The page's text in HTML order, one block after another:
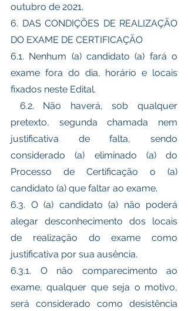
outubro de 2021.
6. DAS CONDIÇÕES DE REALIZAÇÃO
DO EXAME DE CERTIFICAÇÃO
6.1. Nenhum (a) candidato (a) fará o
exame fora do dia, horário e locais
fixados neste Edital.
pretexto, segunda chamada nem
justificativa de falta, sendo
considerado (a) eliminado (a) do
Processo de Certificação o (a)
candidato (a) que faltar ao exame.
6.3. O (a) candidato (a) não poderá
alegar desconhecimento dos locais
de realização do exame como
justificativa por sua ausência.
6.3.1. O não comparecimento ao
exame, qualquer que seja o motivo,
será considerado como desistência